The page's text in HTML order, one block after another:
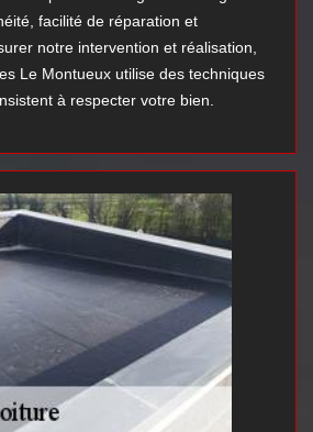
facilité de réparation et
notre intervention et réalisation,
Le Montueux utilise des techniques
à respecter votre bien.